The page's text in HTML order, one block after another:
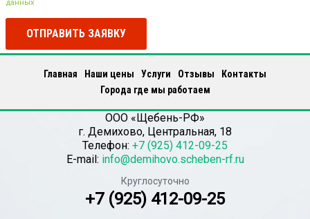
данных
ОТПРАВИТЬ ЗАЯВКУ
Главная Наши цены Услуги Отзывы
Контакты
Города где мы работаем
ООО «Щебень-РФ»
г. Демихово, Центральная, 18
Телефон: +7 (925) 412-09-25
E-mail: info@demihovo.scheben-rf.ru
Круглосуточно
+7 (925) 412-09-25